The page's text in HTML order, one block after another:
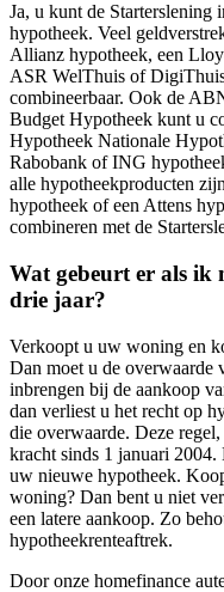
Ja, u kunt de Starterslening
hypotheek. Veel
Allianz hypotheek, een
ASR WelThuis of
combineerbaar. Ook de
Budget Hypotheek kunt u
Hypotheek Nationale
Rabobank of ING
alle hypotheekproducten
hypotheek of een Attens
combineren met de
Wat gebeurt er als
drie jaar?
Verkoopt u uw woning en
Dan moet u de
inbrengen bij de aankoop
dan verliest u het recht op
die overwaarde. Deze
kracht sinds 1 januari
uw nieuwe hypotheek.
woning? Dan bent u niet
een latere aankoop. Zo
hypotheekrenteaftrek.
Door onze homefinance